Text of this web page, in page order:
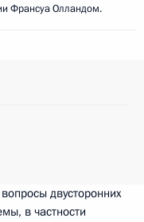
Франсуа Олландом.
двусторонних
в частности